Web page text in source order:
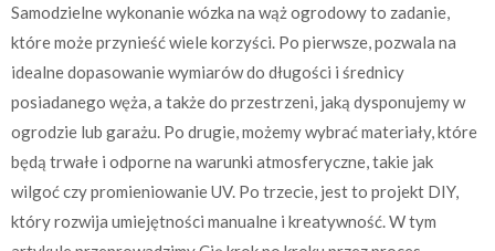
Samodzielne wykonanie wózka na wąż ogrodowy to zadanie,
które może przynieść wiele korzyści. Po pierwsze, pozwala na
idealne dopasowanie wymiarów do długości i średnicy
posiadanego węża, a także do przestrzeni, jaką dysponujemy w
ogrodzie lub garażu. Po drugie, możemy wybrać materiały, które
będą trwałe i odporne na warunki atmosferyczne, takie jak
wilgoć czy promieniowanie UV. Po trzecie, jest to projekt DIY,
który rozwija umiejętności manualne i kreatywność. W tym